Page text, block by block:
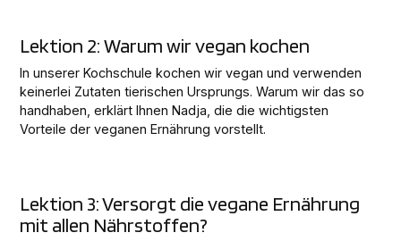
Lektion 2: Warum wir vegan kochen
In unserer Kochschule kochen wir vegan und verwenden
keinerlei Zutaten tierischen Ursprungs. Warum wir das so
handhaben, erklärt Ihnen Nadja, die die wichtigsten
Vorteile der veganen Ernährung vorstellt.
Lektion 3: Versorgt die vegane Ernährung
mit allen Nährstoffen?